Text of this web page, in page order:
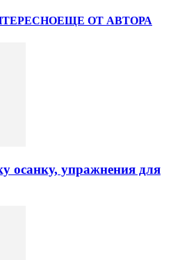
ЕЩЕ ОТ АВТОРА
осанку, упражнения для